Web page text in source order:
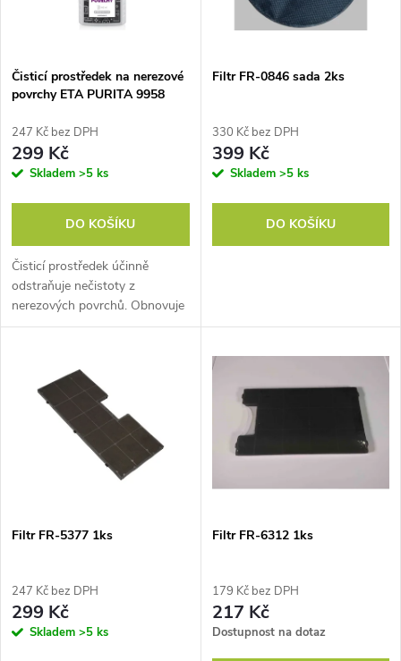
p
r
o
u
k
s
p
r
o
d
u
k
Čisticí prostředek na nerezové
povrchy ETA PURITA 9958
247 Kč bez DPH
299 Kč
Skladem >5 ks
DO KOŠÍKU
Čisticí prostředek účinně
odstraňuje nečistoty z
nerezových povrchů. Obnovuje
lesk a odpuzuje vodu
Filtr FR-0846 sada 2ks
330 Kč bez DPH
399 Kč
Skladem >5 ks
DO KOŠÍKU
Filtr FR-5377 1ks
247 Kč bez DPH
299 Kč
Skladem >5 ks
Filtr FR-6312 1ks
179 Kč bez DPH
217 Kč
Dostupnost na dotaz